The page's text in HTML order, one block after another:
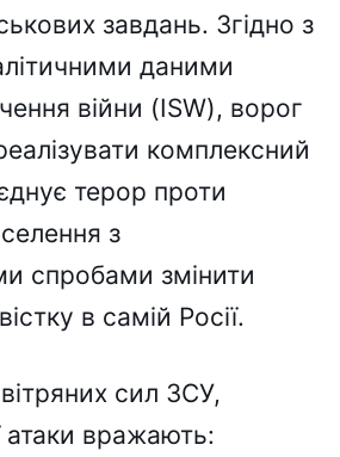
завдань. Згідно з
даними
війни (ISW), ворог
комплексний
терор проти
з
спробами змінити
в самій Росії.
сил ЗСУ,
атаки вражають: